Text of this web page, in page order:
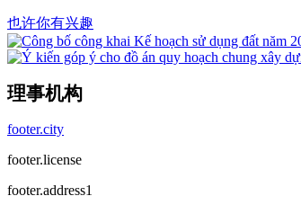
也许你有兴趣
理事机构
footer.city
footer.license
footer.address1